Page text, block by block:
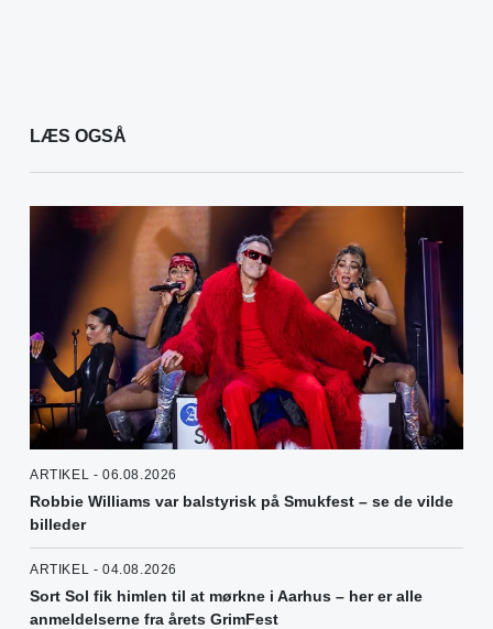
LÆS OGSÅ
ARTIKEL - 06.08.2026
Robbie Williams var balstyrisk på Smukfest – se de vilde
billeder
ARTIKEL - 04.08.2026
Sort Sol fik himlen til at mørkne i Aarhus – her er alle
anmeldelserne fra årets GrimFest